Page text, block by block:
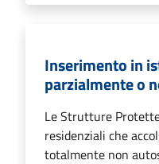
Inserimento in
parzialmente o
Le Strutture
residenziali che
totalmente non